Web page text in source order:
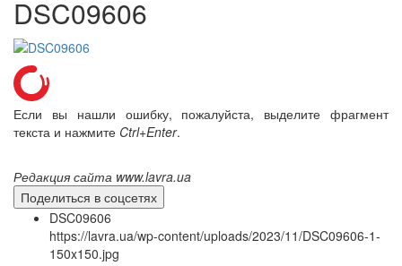
DSC09606
Если вы нашли ошибку, пожалуйста, выделите фрагмент
текста и нажмите Ctrl+Enter.
Редакция сайта www.lavra.ua
Поделиться в соцсетях
DSC09606
https://lavra.ua/wp-content/uploads/2023/11/DSC09606-1-
150x150.jpg